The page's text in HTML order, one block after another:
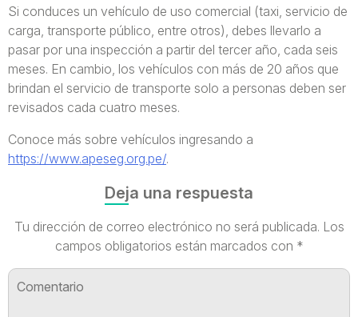
Si conduces un vehículo de uso comercial (taxi, servicio de
carga, transporte público, entre otros), debes llevarlo a
pasar por una inspección a partir del tercer año, cada seis
meses. En cambio, los vehículos con más de 20 años que
brindan el servicio de transporte solo a personas deben ser
revisados cada cuatro meses.
Conoce más sobre vehículos ingresando a
https://www.apeseg.org.pe/.
Deja una respuesta
Tu dirección de correo electrónico no será publicada. Los
campos obligatorios están marcados con *